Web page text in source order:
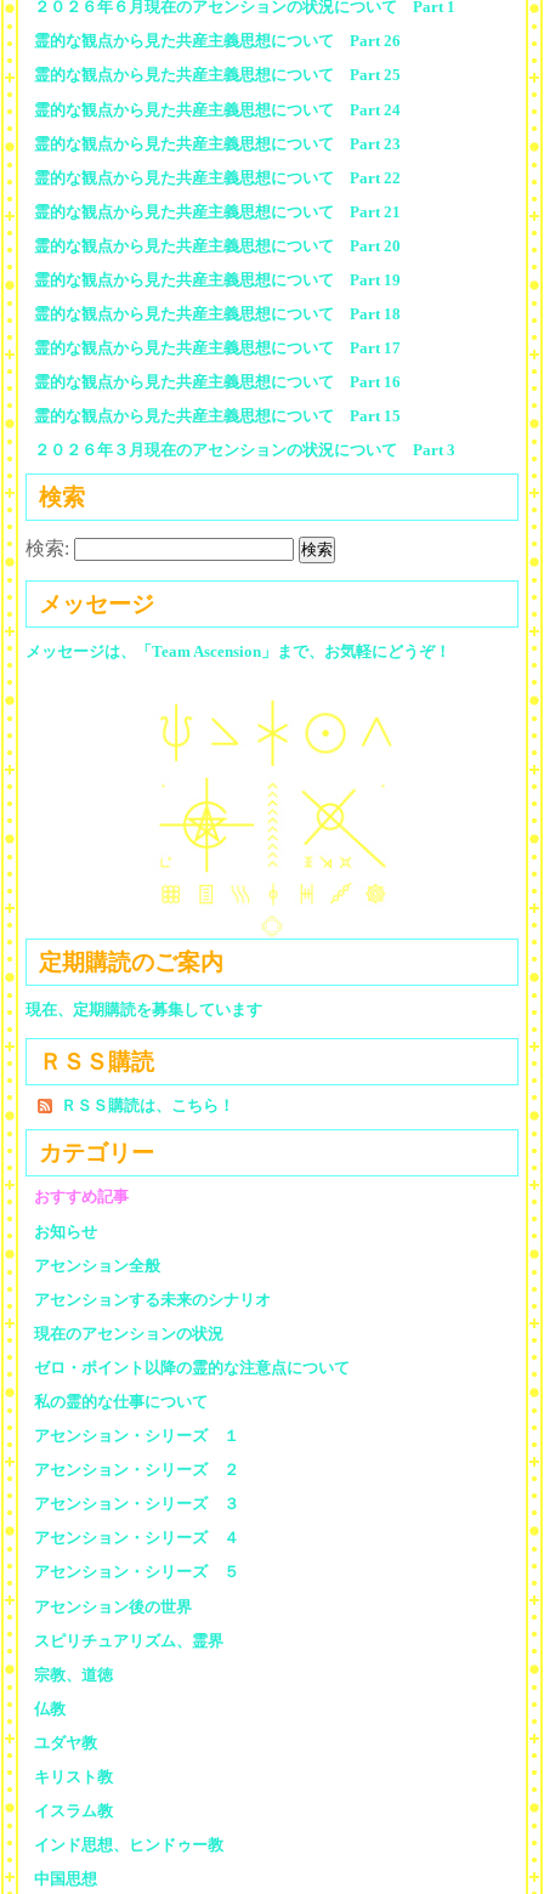
２０２６年６月現在のアセンションの状況について Part 1
霊的な観点から見た共産主義思想について Part 26
霊的な観点から見た共産主義思想について Part 25
霊的な観点から見た共産主義思想について Part 24
霊的な観点から見た共産主義思想について Part 23
霊的な観点から見た共産主義思想について Part 22
霊的な観点から見た共産主義思想について Part 21
霊的な観点から見た共産主義思想について Part 20
霊的な観点から見た共産主義思想について Part 19
霊的な観点から見た共産主義思想について Part 18
霊的な観点から見た共産主義思想について Part 17
霊的な観点から見た共産主義思想について Part 16
霊的な観点から見た共産主義思想について Part 15
２０２６年３月現在のアセンションの状況について Part 3
検索
検索:
メッセージ
メッセージは、「Team Ascension」まで、お気軽にどうぞ！
定期購読のご案内
現在、定期購読を募集しています
ＲＳＳ購読
ＲＳＳ購読は、こちら！
カテゴリー
おすすめ記事
お知らせ
アセンション全般
アセンションする未来のシナリオ
現在のアセンションの状況
ゼロ・ポイント以降の霊的な注意点について
私の霊的な仕事について
アセンション・シリーズ １
アセンション・シリーズ ２
アセンション・シリーズ ３
アセンション・シリーズ ４
アセンション・シリーズ ５
アセンション後の世界
スピリチュアリズム、霊界
宗教、道徳
仏教
ユダヤ教
キリスト教
イスラム教
インド思想、ヒンドゥー教
中国思想